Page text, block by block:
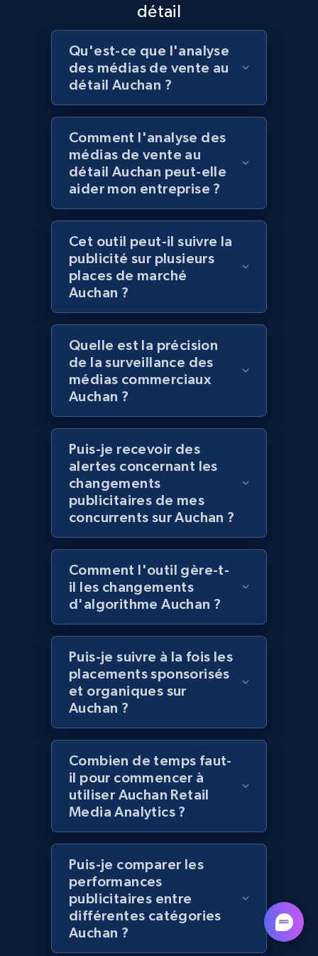
URL, Product id, Title, Images, Final price,
Currency, Discount, Initial price, and more.
1.1K+ 149+ Commencer
Lazada - Products
URL, Title, Rating, Reviews, Initial price, Final
price, Currency, Stock, and more.
991+ 165+ Commencer
Lazada - Products - Discover products by
keyword
URL, Title, Rating, Reviews, Initial price, Final
price, Currency, Stock, and more.
991+ 165+ Commencer
Lazada - Products - Discover products by
category URL or brand URL
URL, Title, Rating, Reviews, Initial price, Final
price, Currency, Stock, and more.
991+ 165+ Commencer
Lazada - Products - Discover products by
seller URL
URL, Title, Rating, Reviews, Initial price, Final
price, Currency, Stock, and more.
991+ 165+ Commencer
Lazada - Products - Discover products by
brand URL
URL, Title, Rating, Reviews, Initial price, Final
price, Currency, Stock, and more.
991+ 165+ Commencer
détail
Qu'est-ce que l'analyse
des médias de vente au
détail Auchan ?
Comment l'analyse des
médias de vente au
détail Auchan peut-elle
aider mon entreprise ?
Cet outil peut-il suivre la
publicité sur plusieurs
places de marché
Auchan ?
Quelle est la précision
de la surveillance des
médias commerciaux
Auchan ?
Puis-je recevoir des
alertes concernant les
changements
publicitaires de mes
concurrents sur Auchan ?
Comment l'outil gère-t-
il les changements
d'algorithme Auchan ?
Puis-je suivre à la fois les
placements sponsorisés
et organiques sur
Auchan ?
Combien de temps faut-
il pour commencer à
utiliser Auchan Retail
Media Analytics ?
Puis-je comparer les
performances
publicitaires entre
différentes catégories
Auchan ?